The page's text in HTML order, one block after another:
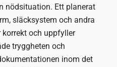
nödsituation. Ett planerat
släcksystem och andra
och uppfyller
tryggheten och
inom det